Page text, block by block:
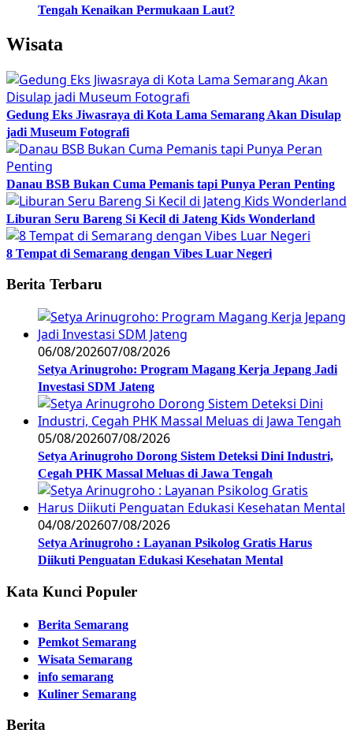
Tengah Kenaikan Permukaan Laut?
Wisata
Gedung Eks Jiwasraya di Kota Lama Semarang Akan Disulap
jadi Museum Fotografi
Danau BSB Bukan Cuma Pemanis tapi Punya Peran Penting
Liburan Seru Bareng Si Kecil di Jateng Kids Wonderland
8 Tempat di Semarang dengan Vibes Luar Negeri
Berita Terbaru
06/08/202607/08/2026
Setya Arinugroho: Program Magang Kerja Jepang Jadi
Investasi SDM Jateng
05/08/202607/08/2026
Setya Arinugroho Dorong Sistem Deteksi Dini Industri,
Cegah PHK Massal Meluas di Jawa Tengah
04/08/202607/08/2026
Setya Arinugroho : Layanan Psikolog Gratis Harus
Diikuti Penguatan Edukasi Kesehatan Mental
Kata Kunci Populer
Berita Semarang
Pemkot Semarang
Wisata Semarang
info semarang
Kuliner Semarang
Berita